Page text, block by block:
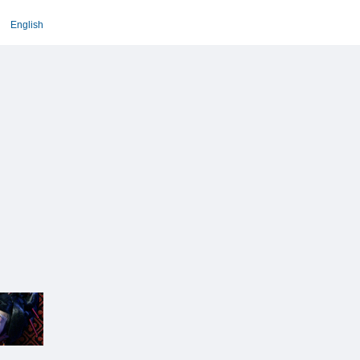
English